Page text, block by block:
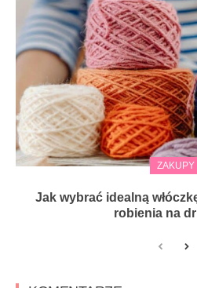
ZAKUPY
Jak wybrać idealną
robienia na